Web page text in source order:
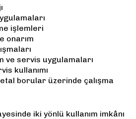
işlemleri
onarım
ve servis uygulamaları
kullanımı
borular üzerinde çalışma
iki yönlü kullanım imkânı